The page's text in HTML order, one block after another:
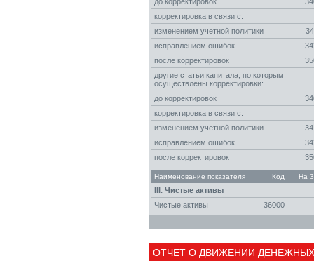
корректировка в связи с:
изменением учетной политики
исправлением ошибок
после корректировок
другие статьи капитала, по которым
осуществлены корректировки:
до корректировок
корректировка в связи с:
изменением учетной политики
исправлением ошибок
после корректировок
Наименование показателя Код На
III. Чистые активы
Чистые активы
36000
ОТЧЕТ О ДВИЖЕНИИ ДЕНЕЖНЫХ